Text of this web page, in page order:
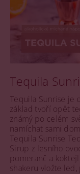
Tequila
Tequila Sunrise je
základ tvoří opět
známý po celém
namíchat sami
Tequila Sunrise
Sirup z lesního
pomeranč a
shakeru vložte led,